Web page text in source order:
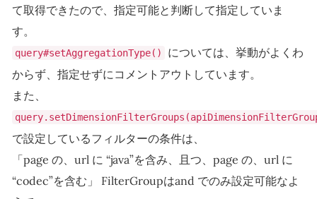
て取得できたので、指定可能と判断して指定していま
す。
query#setAggregationType()
については、挙動がよくわ
からず、指定せずにコメントアウトしています。
また、
で設定しているフィルターの条件は、
「page の、url に “java”を含み、且つ、page の、url に
“codec”を含む」 FilterGroupはand でのみ設定可能なよ